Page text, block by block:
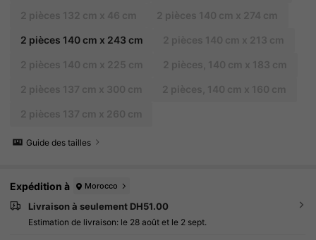
2 pièces 140 cm x 243 cm
Guide des tailles
Expédition à Morocco
Livraison à seulement DH51.00
Estimation de livraison: le 28 août et le 2 sept.